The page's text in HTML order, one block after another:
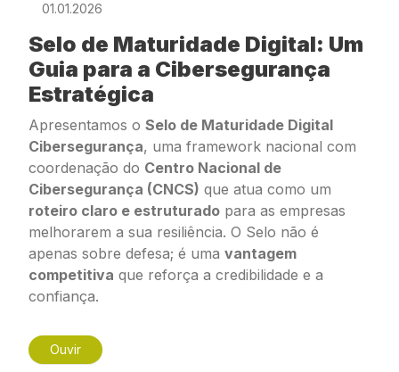
01.01.2026
Selo de Maturidade Digital: Um
Guia para a Cibersegurança
Estratégica
Apresentamos o Selo de Maturidade Digital
Cibersegurança, uma framework nacional com
coordenação do Centro Nacional de
Cibersegurança (CNCS) que atua como um
roteiro claro e estruturado para as empresas
melhorarem a sua resiliência. O Selo não é
apenas sobre defesa; é uma vantagem
competitiva que reforça a credibilidade e a
confiança.
Ouvir